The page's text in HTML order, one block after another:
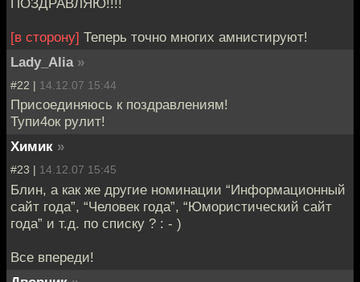
ПОЗДРАВЛЯЮ!!!!
[в сторону] Теперь точно многих амнистируют!
Lady_Alia »
#22 | 14.12.07 15:44
Присоединяюсь к поздравлениям!
Тупи4ок рулит!
Химик »
#23 | 14.12.07 15:45
Блин, а как же другие номинации “Информационный
сайт года”, “Человек года”, “Юмористический сайт
года” и т.д. по списку ? : - )
Все впереди!